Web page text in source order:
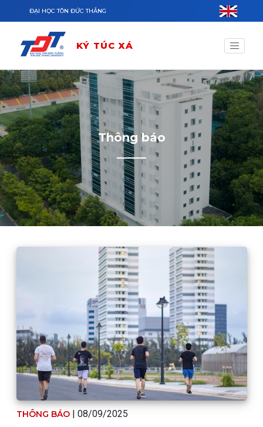
Nhảy đến nội dung
ĐẠI HỌC TÔN ĐỨC THẮNG
KÝ TÚC XÁ
Thông báo
THÔNG BÁO | 08/09/2025